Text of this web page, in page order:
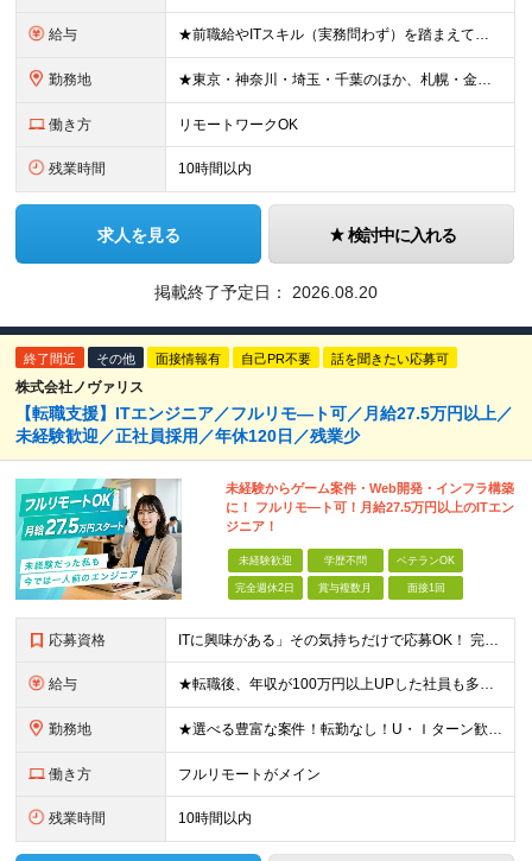
給与 ★前職給やITスキル（実務問わず）を踏まえて金額を決定します。 ＊＊＊＊＊＊＊＊＊＊＊ ▼エリアにより異なります ■東京本社 ：月給280,000円以上 ■札幌営業所：月給220,000円以上 ■
勤務地 ★東京・神奈川・埼玉・千葉のほか、札幌・金沢・福岡で募集！ （※転勤なし、リモートワークの可能性あり） ■本社 ￣￣￣ 東京都台東区上野6-1-11 平岡ビル9F ※本社または、一都三県のプロジェク
働き方 リモートワークOK
残業時間 10時間以内
求人を見る 検討中に入れる
掲載終了予定日： 2026.08.20
終了間近 その他 面接情報有 自己PR不要 話を聞きたい応募可
株式会社ノヴァリス
【転職支援】ITエンジニア／フルリモ―ト可／月給27.5万円以上／
未経験歓迎／正社員採用／年休120日／残業少
未経験からゲーム案件・Web開発・インフラ構築
に！ フルリモ―ト可！月給27.5万円以上のITエン
ジニア！
未経験歓迎 学歴不問 ベテランOK
完全週休2日 賞与複数月 面接1回
応募資格 ITに興味がある」その気持ちだけで応募OK！ 完全未経験OK！人柄採用！ ◆未経験歓迎 ◆学歴不問、文系理系不問 ◆第二新卒歓迎 ★経験や知識よりも、あなたの「挑戦したい」という気持ちを重視します
給与 ★転職後、年収が100万円以上UPした社員も多数！ 【未経験者】 月給27.5万円＋諸手当＋賞与 【経験者】※実務3年以上を想定 月給30万円以上＋諸手当＋賞与 ※経験やスキルに応じて決定します
勤務地 ★選べる豊富な案件！転勤なし！U・Ｉターン歓迎！ ★フルリモート案件あり！ 東京、神奈川、埼玉、千葉、愛知、大阪、兵庫、京都、広島、福岡をはじめとする全国各地のプロジェクト先。 プライム上場、グロ
働き方 フルリモートがメイン
残業時間 10時間以内